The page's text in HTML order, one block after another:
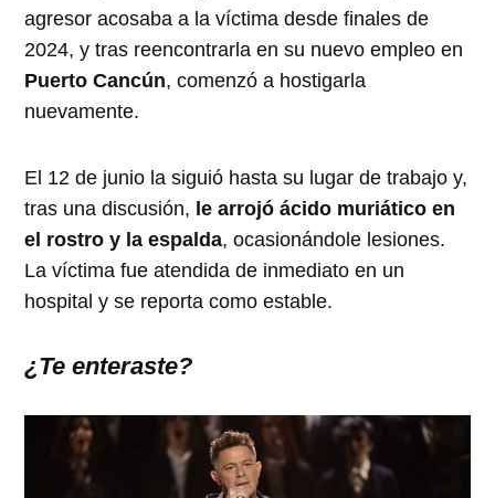
agresor acosaba a la víctima desde finales de
2024, y tras reencontrarla en su nuevo empleo en
Puerto Cancún, comenzó a hostigarla
nuevamente.
El 12 de junio la siguió hasta su lugar de trabajo y,
tras una discusión, le arrojó ácido muriático en
el rostro y la espalda, ocasionándole lesiones.
La víctima fue atendida de inmediato en un
hospital y se reporta como estable.
¿Te enteraste?